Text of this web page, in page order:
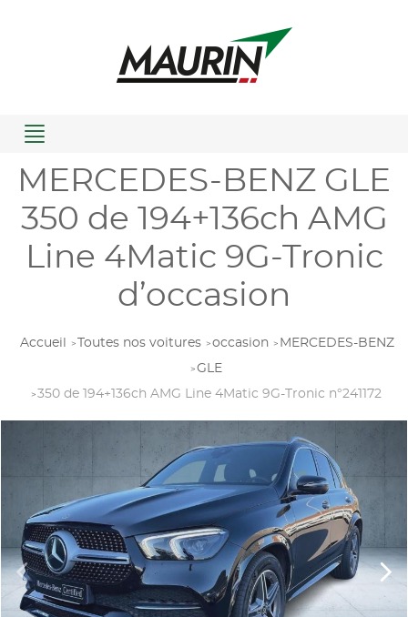
Menu
MERCEDES-BENZ GLE
350 de 194+136ch AMG
Line 4Matic 9G-Tronic
d’occasion
Accueil Toutes nos voitures occasion
MERCEDES-BENZ
GLE
350 de 194+136ch AMG Line 4Matic 9G-Tronic n°241172